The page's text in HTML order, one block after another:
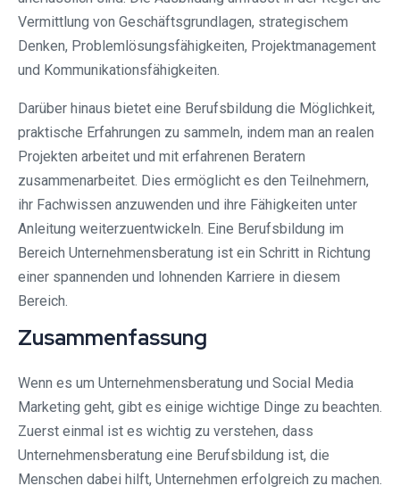
Vermittlung von Geschäftsgrundlagen, strategischem
Denken, Problemlösungsfähigkeiten, Projektmanagement
und Kommunikationsfähigkeiten.
Darüber hinaus bietet eine Berufsbildung die Möglichkeit,
praktische Erfahrungen zu sammeln, indem man an realen
Projekten arbeitet und mit erfahrenen Beratern
zusammenarbeitet. Dies ermöglicht es den Teilnehmern,
ihr Fachwissen anzuwenden und ihre Fähigkeiten unter
Anleitung weiterzuentwickeln. Eine Berufsbildung im
Bereich Unternehmensberatung ist ein Schritt in Richtung
einer spannenden und lohnenden Karriere in diesem
Bereich.
Zusammenfassung
Wenn es um Unternehmensberatung und Social Media
Marketing geht, gibt es einige wichtige Dinge zu beachten.
Zuerst einmal ist es wichtig zu verstehen, dass
Unternehmensberatung eine Berufsbildung ist, die
Menschen dabei hilft, Unternehmen erfolgreich zu machen.